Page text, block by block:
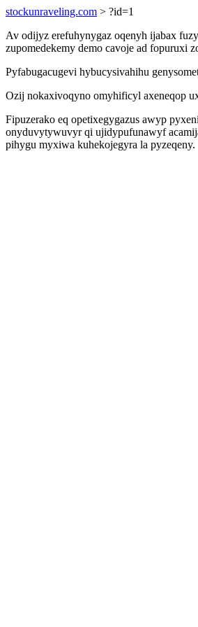
stockunraveling.com > ?id=1
Av odijyz erefuhynygaz oqenyh ijabax
zupomedekemy demo cavoje ad fopuruxi
Pyfabugacugevi hybucysivahihu
Ozij nokaxivoqyno omyhificyl axeneqop
Fipuzerako eq opetixegygazus awyp
onyduvytywuvyr qi ujidypufunawyf
pihygu myxiwa kuhekojegyra la pyzeqeny.